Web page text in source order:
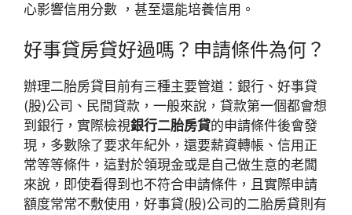
心影響信用分數 ，甚至還能培養信用。
好事貸房貸好過嗎？申請條件為何？
辦理二胎房貸目前有三種主要管道：銀行、好事貸
(股)公司、民間貸款，一般來說，貸款第一個都會想
到銀行，實際檢視銀行二胎房貸的申請條件後會發
現，多數除了要求年紀外，還要薪資轉帳、信用正
常等等條件，這對於領現金或是自己做生意的老闆
來說，即使看得到也不符合申請條件，且實際申請
額度常常不敷使用，好事貸(股)公司的二胎房貸則有